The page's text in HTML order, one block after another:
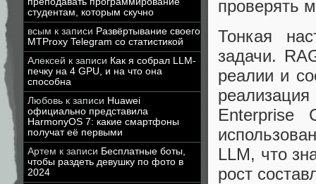
студентам, которым скучно
всым к записи Развёртывание своего
MTProxy Telegram со статистикой
Алексей к записи Как я собрал LLM-
печку на 4 GPU, и на что она
способна
Любовь к записи Huawei
официально представила
HarmonyOS 7: какие смартфоны
получат её первыми
Артем к записи Бесплатные боты,
чтобы раздеть девушку по фото в
2024
проверять
Тонкая
задачи.
реалии и
Enterprise
LLM, что
рост